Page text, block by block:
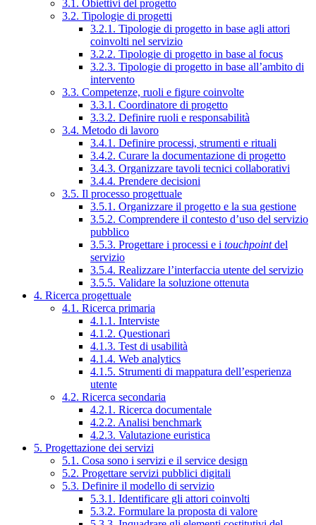
3.1. Obiettivi del progetto
3.2. Tipologie di progetti
3.2.1. Tipologie di progetto in base agli attori
coinvolti nel servizio
3.2.2. Tipologie di progetto in base al focus
3.2.3. Tipologie di progetto in base all’ambito di
intervento
3.3. Competenze, ruoli e figure coinvolte
3.3.1. Coordinatore di progetto
3.3.2. Definire ruoli e responsabilità
3.4. Metodo di lavoro
3.4.1. Definire processi, strumenti e rituali
3.4.2. Curare la documentazione di progetto
3.4.3. Organizzare tavoli tecnici collaborativi
3.4.4. Prendere decisioni
3.5. Il processo progettuale
3.5.1. Organizzare il progetto e la sua gestione
3.5.2. Comprendere il contesto d’uso del servizio
pubblico
3.5.3. Progettare i processi e i touchpointdel
servizio
3.5.4. Realizzare l’interfaccia utente del servizio
3.5.5. Validare la soluzione ottenuta
4. Ricerca progettuale
4.1. Ricerca primaria
4.1.1. Interviste
4.1.2. Questionari
4.1.3. Test di usabilità
4.1.4. Web analytics
4.1.5. Strumenti di mappatura dell’esperienza
utente
4.2. Ricerca secondaria
4.2.1. Ricerca documentale
4.2.2. Analisi benchmark
4.2.3. Valutazione euristica
5. Progettazione dei servizi
5.1. Cosa sono i servizi e il service design
5.2. Progettare servizi pubblici digitali
5.3. Definire il modello di servizio
5.3.1. Identificare gli attori coinvolti
5.3.2. Formulare la proposta di valore